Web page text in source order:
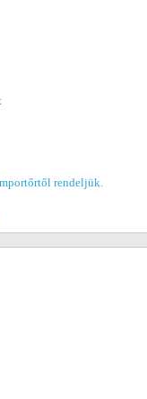
rendeljük.